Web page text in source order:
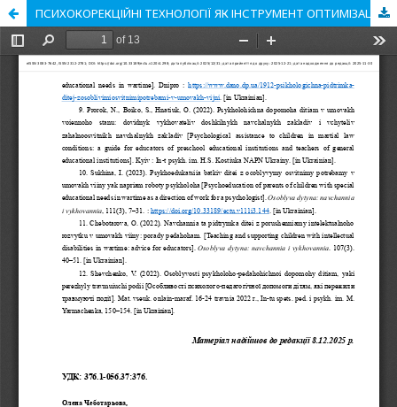
ПСИХОКОРЕКЦІЙНІ ТЕХНОЛОГІЇ ЯК ІНСТРУМЕНТ ОПТИМІЗАЦІЇ ПСИХІЧНОГО РОЗВИТКУ, САМОВИРАЖЕННЯ ТА СОЦІАЛІЗАЦІЇ ДІТЕЙ З ОСОБЛИВИМИ ОСВІТНІМИ ПОТРЕБАМИ